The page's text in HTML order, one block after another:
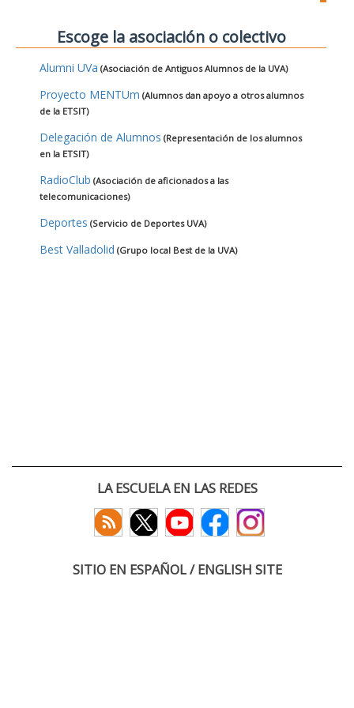
Escoge la asociación o colectivo
Alumni UVa (Asociación de Antiguos Alumnos de la UVA)
Proyecto MENTUm (Alumnos dan apoyo a otros alumnos
de la ETSIT)
Delegación de Alumnos (Representación de los alumnos
en la ETSIT)
RadioClub (Asociación de aficionados a las
telecomunicaciones)
Deportes (Servicio de Deportes UVA)
Best Valladolid (Grupo local Best de la UVA)
LA ESCUELA EN LAS REDES
SITIO EN ESPAÑOL / ENGLISH SITE